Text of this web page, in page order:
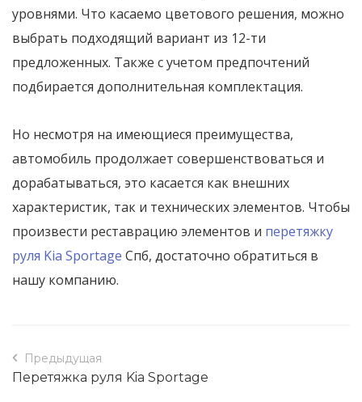
уровнями. Что касаемо цветового решения, можно
выбрать подходящий вариант из 12-ти
предложенных. Также с учетом предпочтений
подбирается дополнительная комплектация.
Но несмотря на имеющиеся преимущества,
автомобиль продолжает совершенствоваться и
дорабатываться, это касается как внешних
характеристик, так и технических элементов. Чтобы
произвести реставрацию элементов и перетяжку
руля Kia Sportage Спб, достаточно обратиться в
нашу компанию.
Предыдущая
Перетяжка руля Kia Sportage